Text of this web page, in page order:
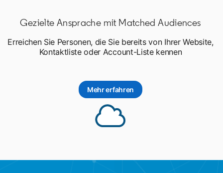
Gezielte Ansprache mit Matched Audiences
Erreichen Sie Personen, die Sie bereits von Ihrer Website,
Kontaktliste oder Account-Liste kennen
Mehr erfahren